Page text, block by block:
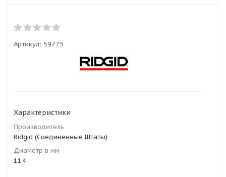
Артикул: 59775
Характеристики
Производитель
Ridgid (Соединенные Штаты)
Диаметр в мм
114